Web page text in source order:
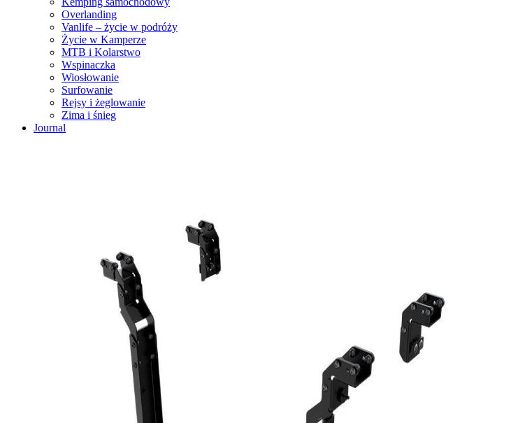
Overlanding
Vanlife – życie w podróży
Życie w Kamperze
MTB i Kolarstwo
Wspinaczka
Wiosłowanie
Surfowanie
Rejsy i żeglowanie
Zima i śnieg
Journal